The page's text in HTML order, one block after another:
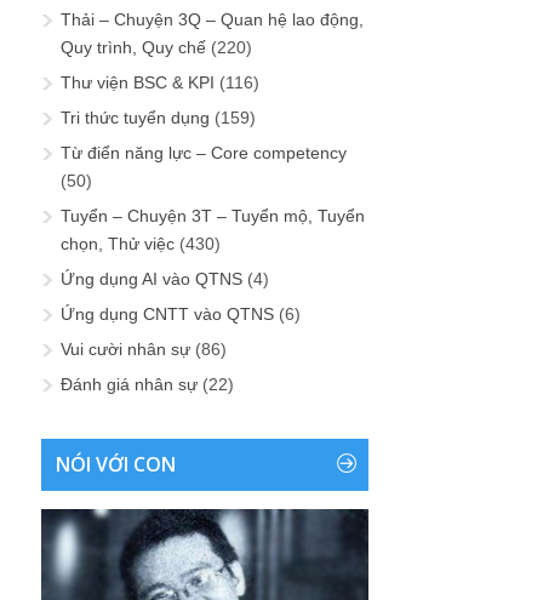
Thải – Chuyện 3Q – Quan hệ lao động,
Quy trình, Quy chế (220)
Thư viện BSC & KPI (116)
Tri thức tuyển dụng (159)
Từ điển năng lực – Core competency
(50)
Tuyển – Chuyện 3T – Tuyển mộ, Tuyển
chọn, Thử việc (430)
Ứng dụng AI vào QTNS (4)
Ứng dụng CNTT vào QTNS (6)
Vui cười nhân sự (86)
Đánh giá nhân sự (22)
NÓI VỚI CON